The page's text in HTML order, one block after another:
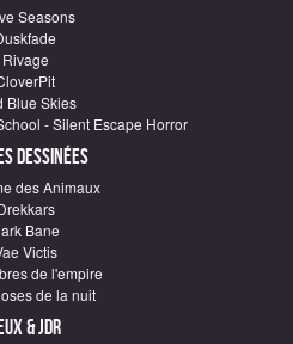
Seasons
Rivage
Blue Skies
- Silent Escape Horror
dessinées
des Animaux
Bane
Victis
de l'empire
de la nuit
& JDR